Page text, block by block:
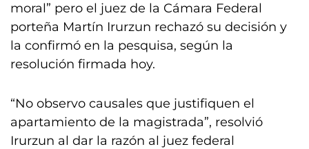
moral” pero el juez de la Cámara Federal
porteña Martín Irurzun rechazó su decisión y
la confirmó en la pesquisa, según la
resolución firmada hoy.
“No observo causales que justifiquen el
apartamiento de la magistrada”, resolvió
Irurzun al dar la razón al juez federal